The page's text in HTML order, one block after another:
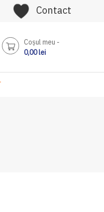
Contact
Coşul meu
0,00 lei